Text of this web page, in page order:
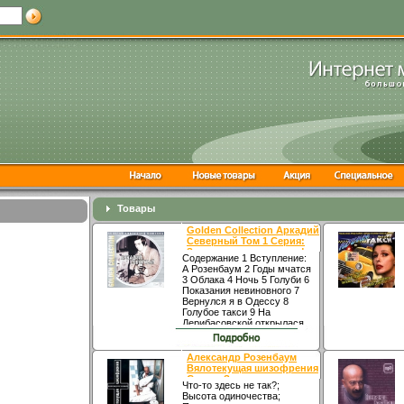
Товары
Golden Collection Аркадий
Северный Том 1 Серия:
Золотая коллекция инфо
3416v.
Содержание 1 Вступление:
А Розенбаум 2 Годы мчатся
3 Облака 4 Ночь 5 Голуби 6
Показания невиновного 7
Вернулся я в Одессу 8
Голубое такси 9 На
Дерибасовской открылася
пивнвгплцая 10
Комиссионный решили
брать 11 Дым твоих
папирос 12 Офицеры 13
Последний рассвет 14
Поручик Голицын 15 Я
тоскую по родине 16
Александр Розенбаум
Вялотекущая шизофрения
Серия: Золотая серия
инфо 3425v.
Что-то здесь не так?;
Высота одиночества;